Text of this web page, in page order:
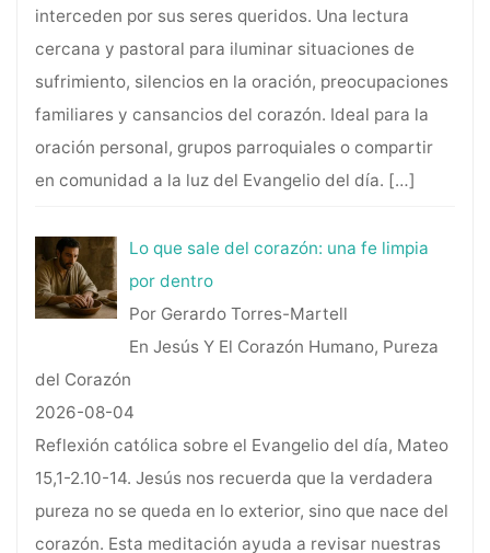
interceden por sus seres queridos. Una lectura
cercana y pastoral para iluminar situaciones de
sufrimiento, silencios en la oración, preocupaciones
familiares y cansancios del corazón. Ideal para la
oración personal, grupos parroquiales o compartir
en comunidad a la luz del Evangelio del día. […]
Lo que sale del corazón: una fe limpia
por dentro
Por Gerardo Torres-Martell
En Jesús Y El Corazón Humano, Pureza
del Corazón
2026-08-04
Reflexión católica sobre el Evangelio del día, Mateo
15,1-2.10-14. Jesús nos recuerda que la verdadera
pureza no se queda en lo exterior, sino que nace del
corazón. Esta meditación ayuda a revisar nuestras